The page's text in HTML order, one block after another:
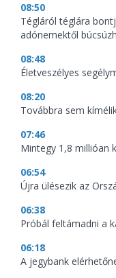
08:50
Tégláról téglára
adónemektől
08:48
Életveszélyes
08:20
Továbbra sem
07:46
Mintegy 1,8 millióan
06:54
Újra ülésezik az
06:38
Próbál feltámadni a
06:18
A jegybank